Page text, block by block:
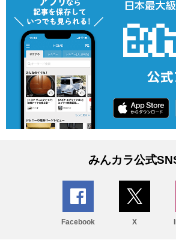
みんカラ公式
Facebook X